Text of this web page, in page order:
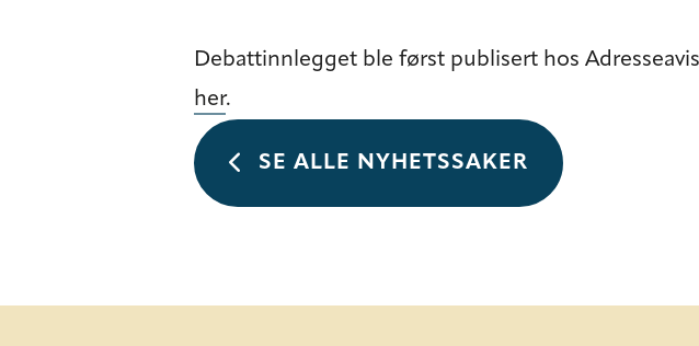
Debattinnlegget ble først publisert hos
her.
SE ALLE NYHETSSAKER